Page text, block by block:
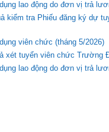
lao động do đơn vị trả
kiểm tra Phiếu đăng ký dự
viên chức (tháng 5/2026)
xét tuyển viên chức Trường
lao động do đơn vị trả